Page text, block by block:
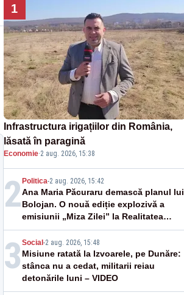
1
Infrastructura irigațiilor din România,
lăsată în paragină
Economie·2 aug. 2026, 15:38
2 Politica-2 aug. 2026, 15:42
Ana Maria Păcuraru demască planul lui
Bolojan. O nouă ediție explozivă a
emisiunii „Miza Zilei” la Realitatea
PLUS
3 Social -2 aug. 2026, 15:48
Misiune ratată la Izvoarele, pe Dunăre:
stânca nu a cedat, militarii reiau
detonările luni – VIDEO